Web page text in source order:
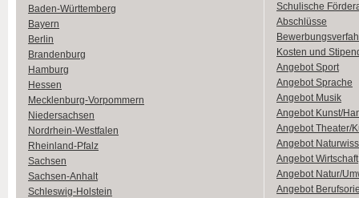
Baden-Württemberg
Bayern
Berlin
Brandenburg
Hamburg
Hessen
Mecklenburg-Vorpommern
Niedersachsen
Nordrhein-Westfalen
Rheinland-Pfalz
Sachsen
Sachsen-Anhalt
Schleswig-Holstein
Schulische
Abschlüsse
Kosten und
Angebot Sport
Angebot Sprache
Angebot Musik
Angebot Kunst/
Angebot Theater/
Angebot
Angebot Wirtschaft
Angebot Natur/
Angebot